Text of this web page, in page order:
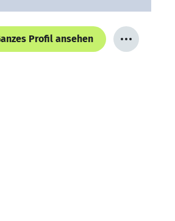
Profil ansehen